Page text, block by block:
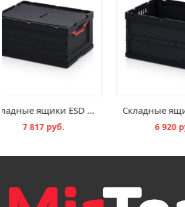
7 817 руб. 6